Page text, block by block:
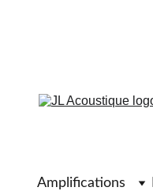
Amplifications